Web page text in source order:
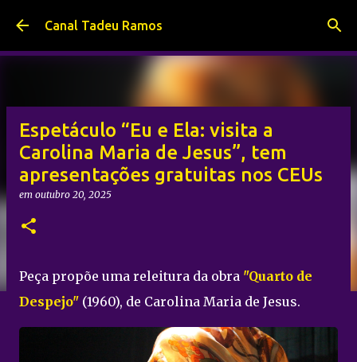
Pular para o conteúdo principal
Canal Tadeu Ramos
Espetáculo “Eu e Ela: visita a
Carolina Maria de Jesus”, tem
apresentações gratuitas nos CEUs
em outubro 20, 2025
Peça propõe uma releitura da obra "Quarto de
Despejo" (1960), de Carolina Maria de Jesus.